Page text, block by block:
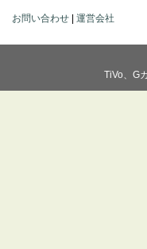
お問い合わせ 運営会社
TiVo、G